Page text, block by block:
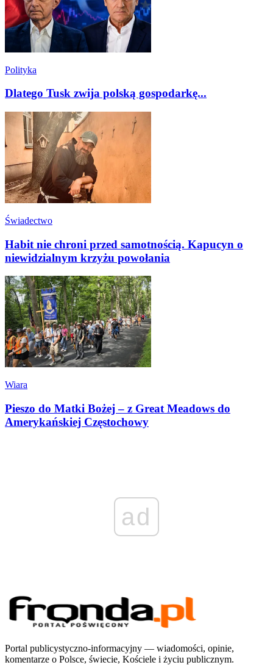
Polityka
Dlatego Tusk zwija polską gospodarkę...
Świadectwo
Habit nie chroni przed samotnością. Kapucyn o
niewidzialnym krzyżu powołania
Wiara
Pieszo do Matki Bożej – z Great Meadows do
Amerykańskiej Częstochowy
ad
Portal publicystyczno-informacyjny — wiadomości, opinie,
komentarze o Polsce, świecie, Kościele i życiu publicznym.